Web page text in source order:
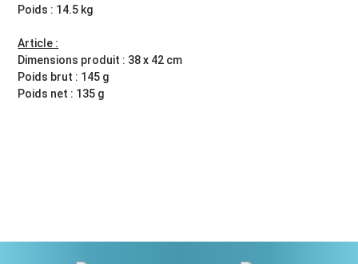
Poids : 14.5 kg
Article :
Dimensions produit : 38 x 42 cm
Poids brut : 145 g
Poids net : 135 g